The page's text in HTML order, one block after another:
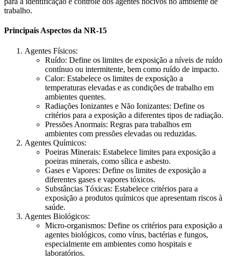
trabalho.
Principais Aspectos da NR-15
Agentes Físicos:
Ruído: Define os limites de exposição a níveis de ruído
contínuo ou intermitente, bem como ruído de impacto.
Calor: Estabelece os limites de exposição a
temperaturas elevadas e as condições de trabalho em
ambientes quentes.
Radiações Ionizantes e Não Ionizantes: Define os
critérios para a exposição a diferentes tipos de radiação.
Pressões Anormais: Regras para trabalhos em
ambientes com pressões elevadas ou reduzidas.
Agentes Químicos:
Poeiras Minerais: Estabelece limites para exposição a
poeiras minerais, como sílica e asbesto.
Gases e Vapores: Define os limites de exposição a
diferentes gases e vapores tóxicos.
Substâncias Tóxicas: Estabelece critérios para a
exposição a produtos químicos que apresentam riscos à
saúde.
Agentes Biológicos:
Micro-organismos: Define os critérios para exposição a
agentes biológicos, como vírus, bactérias e fungos,
especialmente em ambientes como hospitais e
laboratórios.